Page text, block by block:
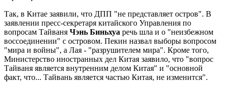
Так, в Китае заявили, что ДПП "не представляет остров". В
заявлении пресс-секретаря китайского Управления по
вопросам Тайваня Чэнь Биньхуа речь шла и о "неизбежном
воссоединении" с островом. Пекин назвал выборы вопросом
"мира и войны", а Лая - "разрушителем мира". Кроме того,
Министерство иностранных дел Китая заявило, что "вопрос
Тайваня является внутренним делом Китая" и "основной
факт, что... Тайвань является частью Китая, не изменится".